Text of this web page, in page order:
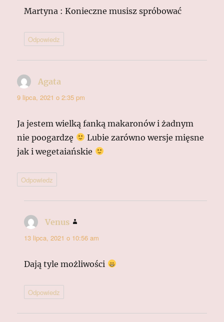
Martyna : Konieczne musisz spróbować
Odpowiedz
Agata
9 lipca, 2021 o 2:35 pm
Ja jestem wielką fanką makaronów i żadnym
nie poogardzę
Lubie zarówno wersje mięsne
jak i wegetaiańskie
Odpowiedz
Venus
13 lipca, 2021 o 10:56 am
Dają tyle możliwości
Odpowiedz